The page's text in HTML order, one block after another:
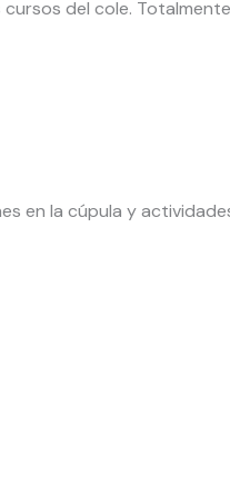
del cole.
en la cúpula y